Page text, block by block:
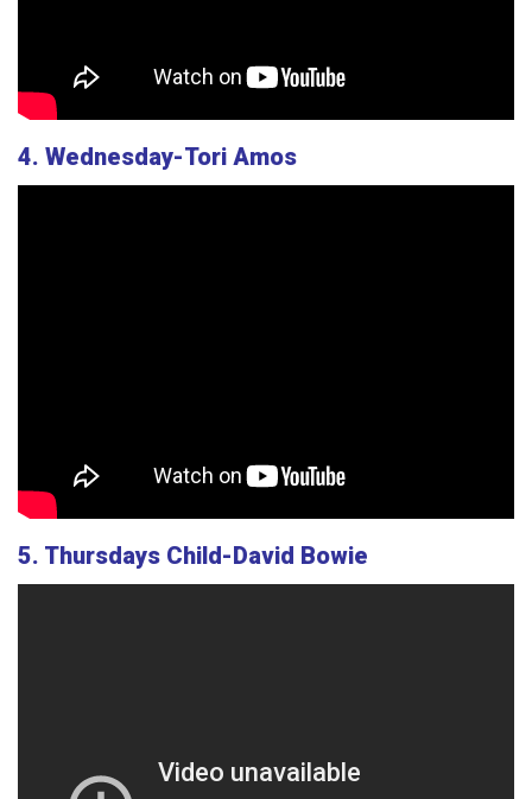
4. Wednesday-Tori Amos
5. Thursdays Child-David Bowie